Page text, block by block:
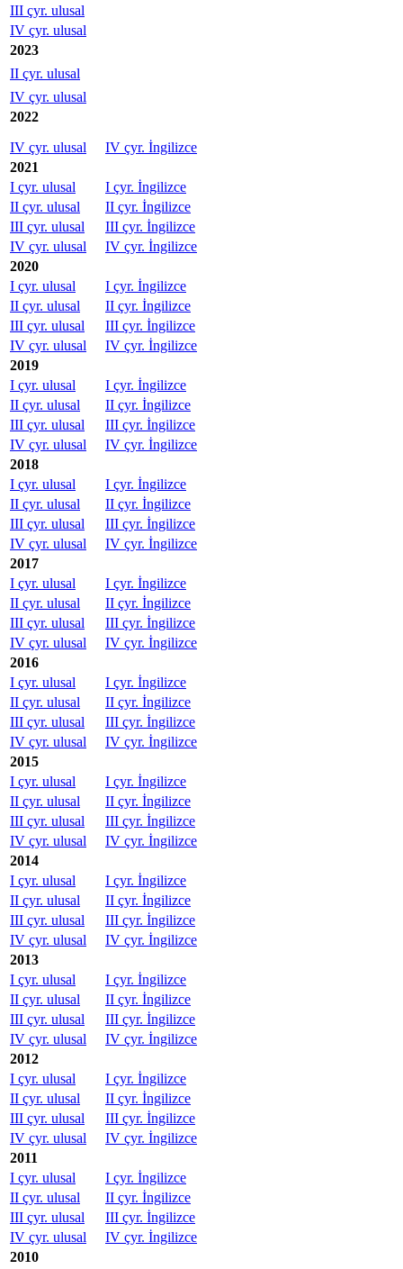
III çyr. ulusal
IV çyr. ulusal
2023
II çyr. ulusal
IV çyr. ulusal
2022
IV çyr. ulusal
IV çyr. İngilizce
2021
I çyr. ulusal
I çyr. İngilizce
II çyr. ulusal
II çyr. İngilizce
III çyr. ulusal
III çyr. İngilizce
IV çyr. ulusal
IV çyr. İngilizce
2020
I çyr. ulusal
I çyr. İngilizce
II çyr. ulusal
II çyr. İngilizce
III çyr. ulusal
III çyr. İngilizce
IV çyr. ulusal
IV çyr. İngilizce
2019
I çyr. ulusal
I çyr. İngilizce
II çyr. ulusal
II çyr. İngilizce
III çyr. ulusal
III çyr. İngilizce
IV çyr. ulusal
IV çyr. İngilizce
2018
I çyr. ulusal
I çyr. İngilizce
II çyr. ulusal
II çyr. İngilizce
III çyr. ulusal
III çyr. İngilizce
IV çyr. ulusal
IV çyr. İngilizce
2017
I çyr. ulusal
I çyr. İngilizce
II çyr. ulusal
II çyr. İngilizce
III çyr. ulusal
III çyr. İngilizce
IV çyr. ulusal
IV çyr. İngilizce
2016
I çyr. ulusal
I çyr. İngilizce
II çyr. ulusal
II çyr. İngilizce
III çyr. ulusal
III çyr. İngilizce
IV çyr. ulusal
IV çyr. İngilizce
2015
I çyr. ulusal
I çyr. İngilizce
II çyr. ulusal
II çyr. İngilizce
III çyr. ulusal
III çyr. İngilizce
IV çyr. ulusal
IV çyr. İngilizce
2014
I çyr. ulusal
I çyr. İngilizce
II çyr. ulusal
II çyr. İngilizce
III çyr. ulusal
III çyr. İngilizce
IV çyr. ulusal
IV çyr. İngilizce
2013
I çyr. ulusal
I çyr. İngilizce
II çyr. ulusal
II çyr. İngilizce
III çyr. ulusal
III çyr. İngilizce
IV çyr. ulusal
IV çyr. İngilizce
2012
I çyr. ulusal
I çyr. İngilizce
II çyr. ulusal
II çyr. İngilizce
III çyr. ulusal
III çyr. İngilizce
IV çyr. ulusal
IV çyr. İngilizce
2011
I çyr. ulusal
I çyr. İngilizce
II çyr. ulusal
II çyr. İngilizce
III çyr. ulusal
III çyr. İngilizce
IV çyr. ulusal
IV çyr. İngilizce
2010